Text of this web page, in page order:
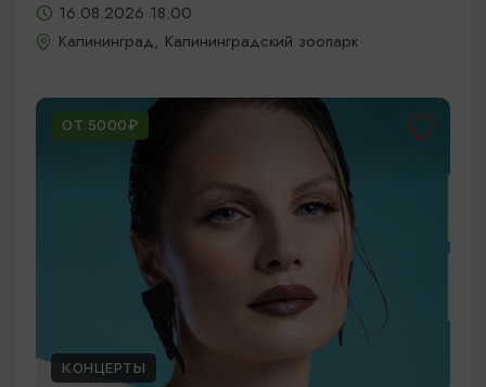
16.08.2026 18:00
Калининград, Калининградский зоопарк
ОТ 5000₽
КОНЦЕРТЫ